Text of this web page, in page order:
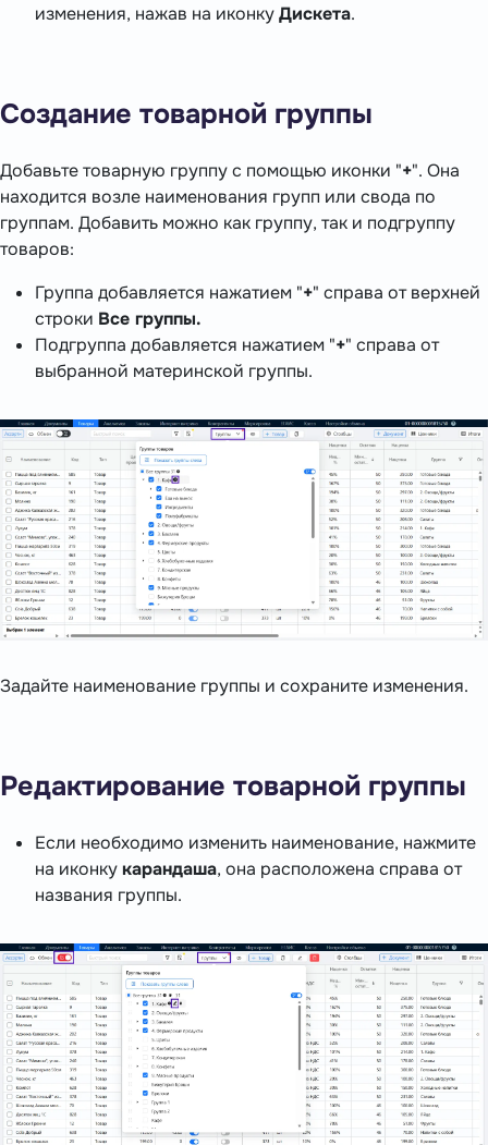
изменения, нажав на иконкуДискета.
Создание товарной группы
Добавьте товарную группу с помощью иконки "+". Она
находится возле наименования групп или свода по
группам. Добавить можно как группу, так и подгруппу
товаров:
Группа добавляется нажатием "+" справа от верхней
строки Все группы.
Подгруппа добавляется нажатием "+" справа от
выбранной материнской группы.
Задайте наименование группы и сохраните изменения.
Редактирование товарной группы
Если необходимо изменить наименование, нажмите
на иконкукарандаша, она расположена справа от
названия группы.